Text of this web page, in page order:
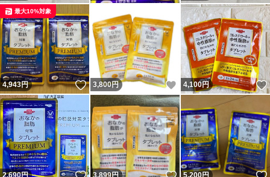
4,943円 いいね！
最大10%対象
3,800円 いいね！
4,100円